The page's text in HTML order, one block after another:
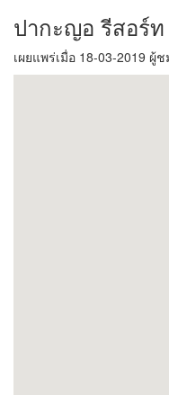
ปากะญอ รีสอร์ท
เผยแพร่เมื่อ 18-03-2019 ผู้